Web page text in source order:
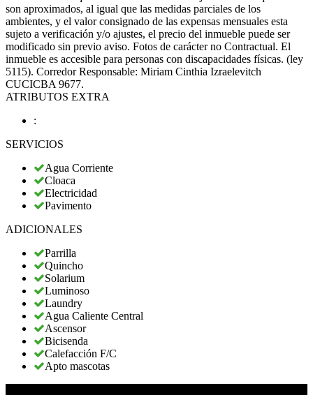
son aproximados, al igual que las medidas parciales de los
ambientes, y el valor consignado de las expensas mensuales esta
sujeto a verificación y/o ajustes, el precio del inmueble puede ser
modificado sin previo aviso. Fotos de carácter no Contractual. El
inmueble es accesible para personas con discapacidades físicas. (ley
5115). Corredor Responsable: Miriam Cinthia Izraelevitch
CUCICBA 9677.
ATRIBUTOS EXTRA
:
SERVICIOS
Agua Corriente
Cloaca
Electricidad
Pavimento
ADICIONALES
Parrilla
Quincho
Solarium
Luminoso
Laundry
Agua Caliente Central
Ascensor
Bicisenda
Calefacción F/C
Apto mascotas